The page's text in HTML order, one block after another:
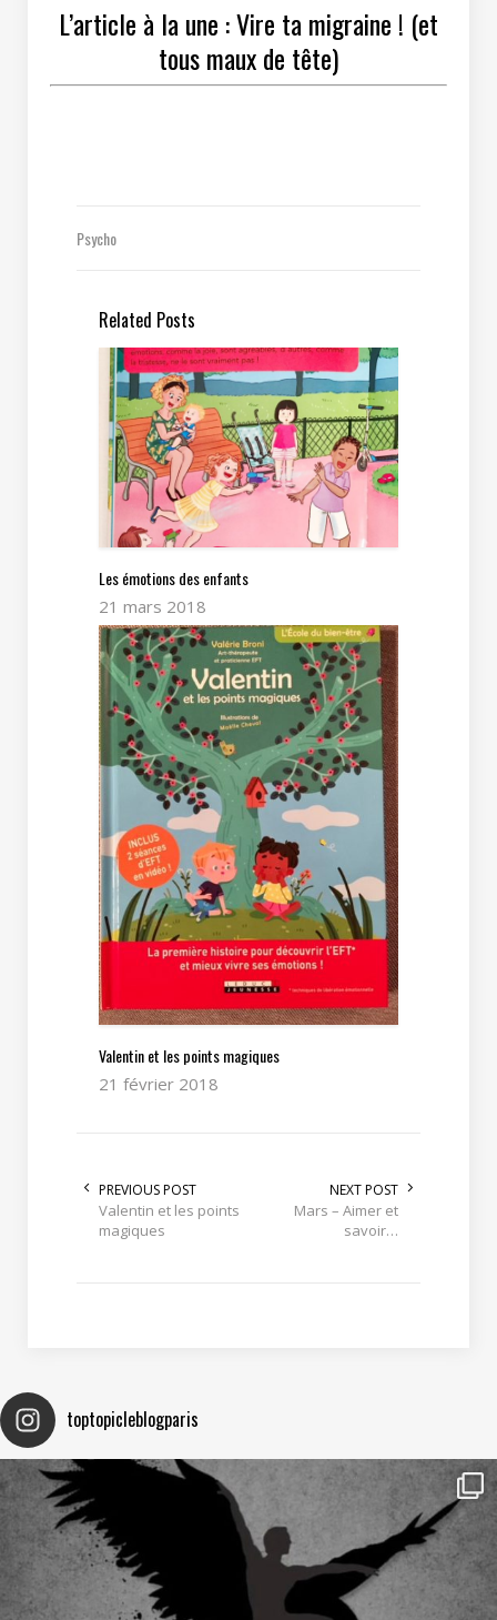
L’article à la une : Vire ta migraine ! (et
tous maux de tête)
Psycho
Related Posts
Les émotions des enfants
21 mars 2018
Valentin et les points magiques
21 février 2018
PREVIOUS POST
Valentin et les points
magiques
NEXT POST
Mars – Aimer et
savoir…
toptopicleblogparis